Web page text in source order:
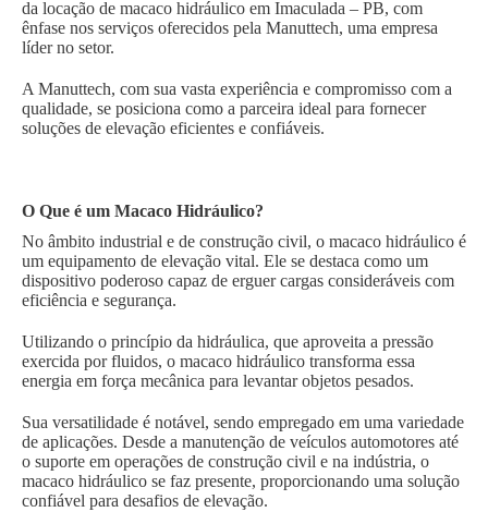
da locação de macaco hidráulico em Imaculada – PB, com
ênfase nos serviços oferecidos pela Manuttech, uma empresa
líder no setor.
A Manuttech, com sua vasta experiência e compromisso com a
qualidade, se posiciona como a parceira ideal para fornecer
soluções de elevação eficientes e confiáveis.
O Que é um Macaco Hidráulico?
No âmbito industrial e de construção civil, o macaco hidráulico é
um equipamento de elevação vital. Ele se destaca como um
dispositivo poderoso capaz de erguer cargas consideráveis com
eficiência e segurança.
Utilizando o princípio da hidráulica, que aproveita a pressão
exercida por fluidos, o macaco hidráulico transforma essa
energia em força mecânica para levantar objetos pesados.
Sua versatilidade é notável, sendo empregado em uma variedade
de aplicações. Desde a manutenção de veículos automotores até
o suporte em operações de construção civil e na indústria, o
macaco hidráulico se faz presente, proporcionando uma solução
confiável para desafios de elevação.